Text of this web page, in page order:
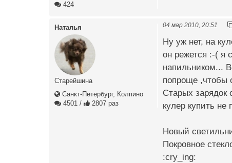
424
Наталья
Старейшина
Санкт-Петербург, Колпино
4501 / 2807 раз
04 мар 2010, 20:51
Ну уж нет, на
он режется :-( я
напильником...
попроще ,чтобы
Старых зарядок
кулер купить
Новый
Покровное
:cry_ing: